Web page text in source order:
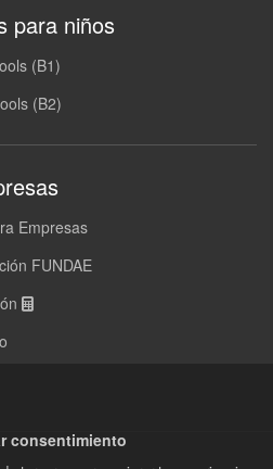
para niños
(B1)
(B2)
Empresas
FUNDAE
consentimiento